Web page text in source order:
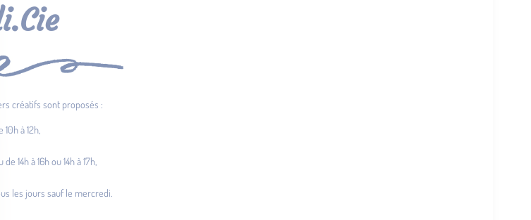
créatifs sont proposés :
10h à 12h,
de 14h à 16h ou 14h à 17h,
les jours sauf le mercredi.